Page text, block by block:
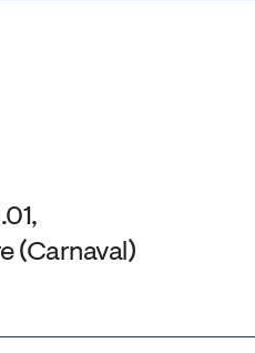
(Carnaval)